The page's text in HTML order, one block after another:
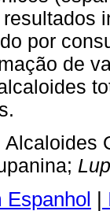
por
de
Alcaloides
Espanhol |